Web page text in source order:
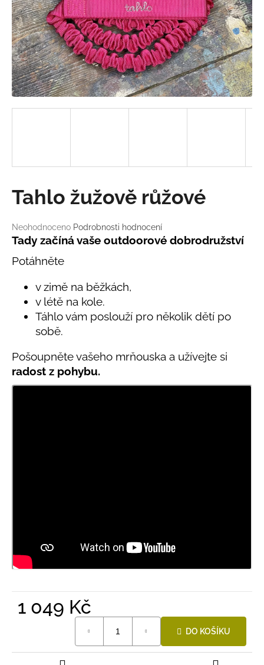
Průměrné
hodnocení
produktu
je
hvězdiček.
Neohodnoceno Podrobnosti hodnocení
Tahlo žužově růžové
Tady začíná vaše outdoorové dobrodružství
Potáhněte
v zimě na běžkách,
v létě na kole.
Táhlo vám poslouží pro několik dětí po
sobě.
Pošoupněte vašeho mrňouska a užívejte si
radost z pohybu.
1 049 Kč
DO KOŠÍKU
a
j
í
t
?
D
o
o
r
č
LETNÍ
ČEPICE
UV